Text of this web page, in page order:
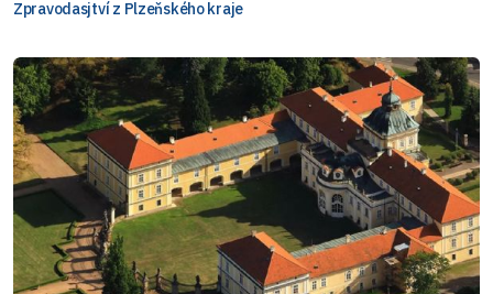
Zpravodasjtví z Plzeňského kraje